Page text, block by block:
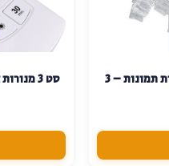
גרילנדת אטבים מאירים LED לתלית תמונות – 3